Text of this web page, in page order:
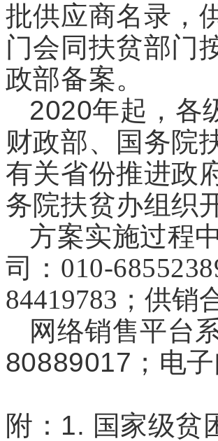
批供应商名录，
门会同扶贫部门
政部备案。
2020年起，各
财政部、国务院
有关省份推进政
务院扶贫办组织
方案实施过程
司：010-
84419783；供销
网络销售平台
80889017 ；电
附：1. 国家级贫